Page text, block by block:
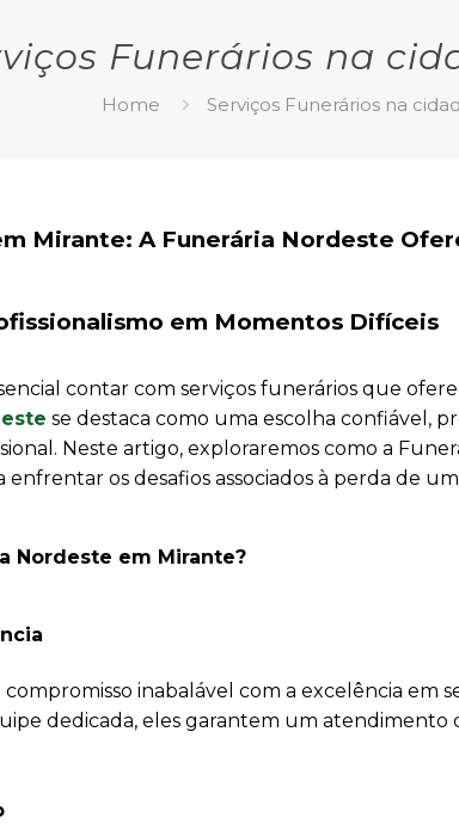
Funerários na
Home Serviços Funerários na
Mirante: A Funerária Nordeste
em Momentos Difíceis
contar com serviços funerários que
se destaca como uma escolha confiável,
Neste artigo, exploraremos como a
enfrentar os desafios associados à perda de
Nordeste em Mirante?
inabalável com a excelência em
dedicada, eles garantem um atendimento